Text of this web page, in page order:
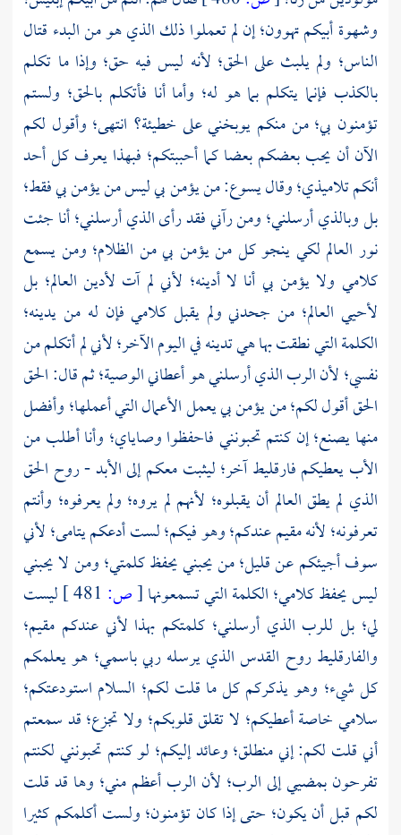
وشهوة أبيكم تهوون؛ إن لم تعملوا ذلك الذي هو من البدء قتال
الناس؛ ولم يلبث على الحق؛ لأنه ليس فيه حق؛ وإذا ما تكلم
بالكذب فإنما يتكلم بما هو له؛ وأما أنا فأتكلم بالحق؛ ولستم
تؤمنون بي؛ من منكم يوبخني على خطيئة؟ انتهى؛ وأقول لكم
الآن أن يحب بعضكم بعضا كما أحببتكم؛ فبهذا يعرف كل أحد
أنكم تلاميذي؛ وقال يسوع: من يؤمن بي ليس من يؤمن بي فقط؛
بل وبالذي أرسلني؛ ومن رآني فقد رأى الذي أرسلني؛ أنا جئت
نور العالم لكي ينجو كل من يؤمن بي من الظلام؛ ومن يسمع
كلامي ولا يؤمن بي أنا لا أدينه؛ لأني لم آت لأدين العالم؛ بل
لأحيي العالم؛ من جحدني ولم يقبل كلامي فإن له من يدينه؛
الكلمة التي نطقت بها هي تدينه في اليوم الآخر؛ لأني لم أتكلم من
نفسي؛ لأن الرب الذي أرسلني هو أعطاني الوصية؛ ثم قال: الحق
الحق أقول لكم؛ من يؤمن بي يعمل الأعمال التي أعملها؛ وأفضل
منها يصنع؛ إن كنتم تحبونني فاحفظوا وصاياي؛ وأنا أطلب من
الأب يعطيكم فارقليط آخر؛ ليثبت معكم إلى الأبد - روح الحق
الذي لم يطق العالم أن يقبلوه؛ لأنهم لم يروه؛ ولم يعرفوه؛ وأنتم
تعرفونه؛ لأنه مقيم عندكم؛ وهو فيكم؛ لست أدعكم يتامى؛ لأني
سوف أجيئكم عن قليل؛ من يحبني يحفظ كلمتي؛ ومن لا يحبني
ليس يحفظ كلامي؛ الكلمة التي تسمعونها[ص:
ليست
لي؛ بل للرب الذي أرسلني؛ كلمتكم بهذا لأني عندكم مقيم؛
والفارقليط روح القدس الذي يرسله ربي باسمي؛ هو يعلمكم
كل شيء؛ وهو يذكركم كل ما قلت لكم؛ السلام استودعتكم؛
سلامي خاصة أعطيكم؛ لا تقلق قلوبكم؛ ولا تجزع؛ قد سمعتم
أني قلت لكم: إني منطلق؛ وعائد إليكم؛ لو كنتم تحبونني لكنتم
تفرحون بمضيي إلى الرب؛ لأن الرب أعظم مني؛ وها قد قلت
لكم قبل أن يكون؛ حتى إذا كان تؤمنون؛ ولست أكلمكم كثيرا